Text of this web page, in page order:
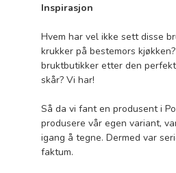
Inspirasjon
Hvem har vel ikke sett disse
krukker på bestemors
bruktbutikker etter den
skår? Vi har!
Så da vi fant en produsent i
produsere vår egen variant,
igang å tegne. Dermed var
faktum.